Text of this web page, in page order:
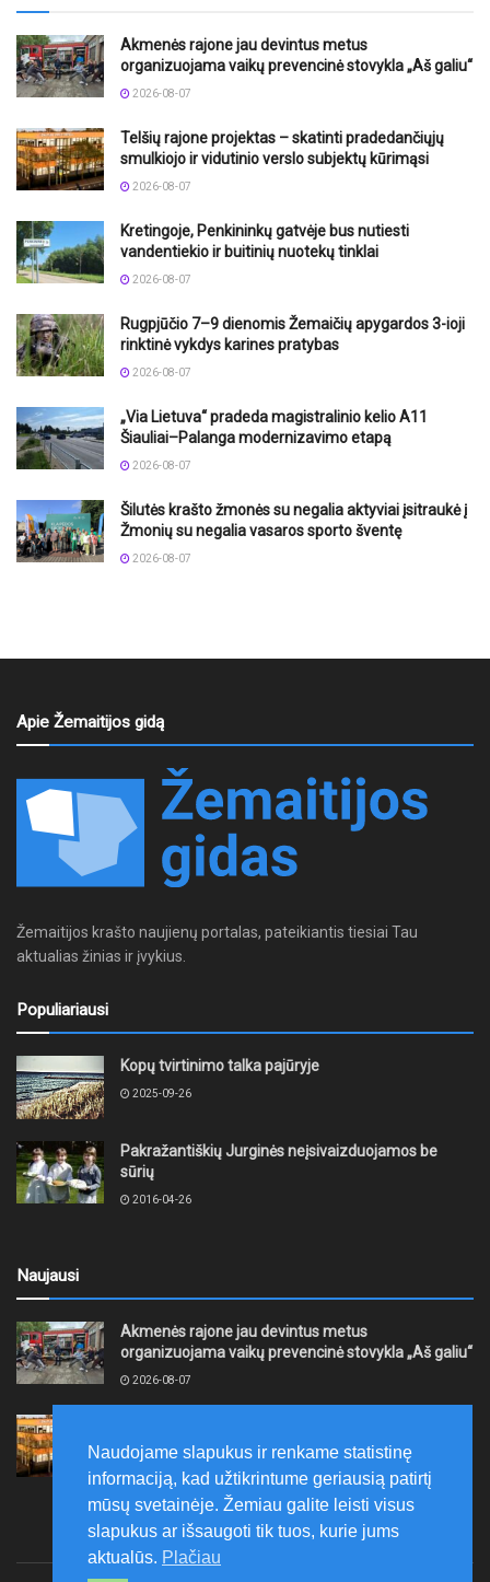
Akmenės rajone jau devintus metus
organizuojama vaikų prevencinė stovykla „Aš galiu“
2026-08-07
Telšių rajone projektas – skatinti pradedančiųjų
smulkiojo ir vidutinio verslo subjektų kūrimąsi
2026-08-07
Kretingoje, Penkininkų gatvėje bus nutiesti
vandentiekio ir buitinių nuotekų tinklai
2026-08-07
Rugpjūčio 7–9 dienomis Žemaičių apygardos 3-ioji
rinktinė vykdys karines pratybas
2026-08-07
„Via Lietuva“ pradeda magistralinio kelio A11
Šiauliai–Palanga modernizavimo etapą
2026-08-07
Šilutės krašto žmonės su negalia aktyviai įsitraukė į
Žmonių su negalia vasaros sporto šventę
2026-08-07
Apie Žemaitijos gidą
Žemaitijos krašto naujienų portalas, pateikiantis tiesiai Tau
aktualias žinias ir įvykius.
Populiariausi
Kopų tvirtinimo talka pajūryje
2025-09-26
Pakražantiškių Jurginės neįsivaizduojamos be
sūrių
2016-04-26
Naujausi
Akmenės rajone jau devintus metus
organizuojama vaikų prevencinė stovykla „Aš galiu“
2026-08-07
smulkiojo ir vidutinio verslo subjektų kūrimąsi
2026-08-07
Naudojame slapukus ir renkame statistinę
informaciją, kad užtikrintume geriausią patirtį
mūsų svetainėje. Žemiau galite leisti visus
slapukus ar išsaugoti tik tuos, kurie jums
aktualūs. Plačiau